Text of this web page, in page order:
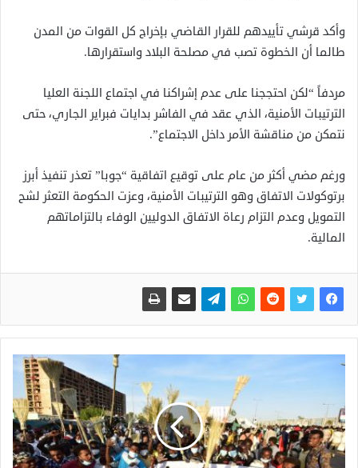
وأكد قرشي تأييدهم للقرار القاضي بإخراج كل القوات من المدن
طالما أن الخطوة تصب في مصلحة البلاد واستقرارها.
مردفاً “لكن احتججنا على عدم إشراكنا في اجتماع اللجنة العليا
الترتيبات الأمنية، الذي عقد في الفاشر بدايات فبراير الجاري، حتى
نتمكن من مناقشة الأمر داخل الاجتماع”.
ورغم مضي أكثر من عام على توقيع اتفاقية “جوبا” تعذر تنفيذ أبرز
برتوكولات الاتفاق وهو الترتيبات الأمنية، وعزت الحكومة التعثر لشح
التمويل وعدم التزام رعاة الاتفاق الدوليين الوفاء بالتزاماتهم
المالية.